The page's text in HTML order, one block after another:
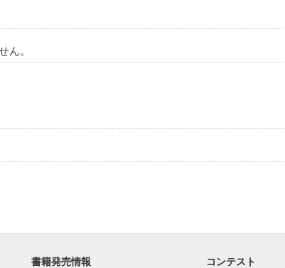
てます！
）
）
）
のお話
ん。
書籍発売情報 コンテスト